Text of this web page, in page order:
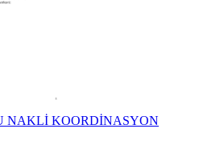
NAKLİ KOORDİNASYON